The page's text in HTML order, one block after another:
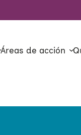
Áreas de acción